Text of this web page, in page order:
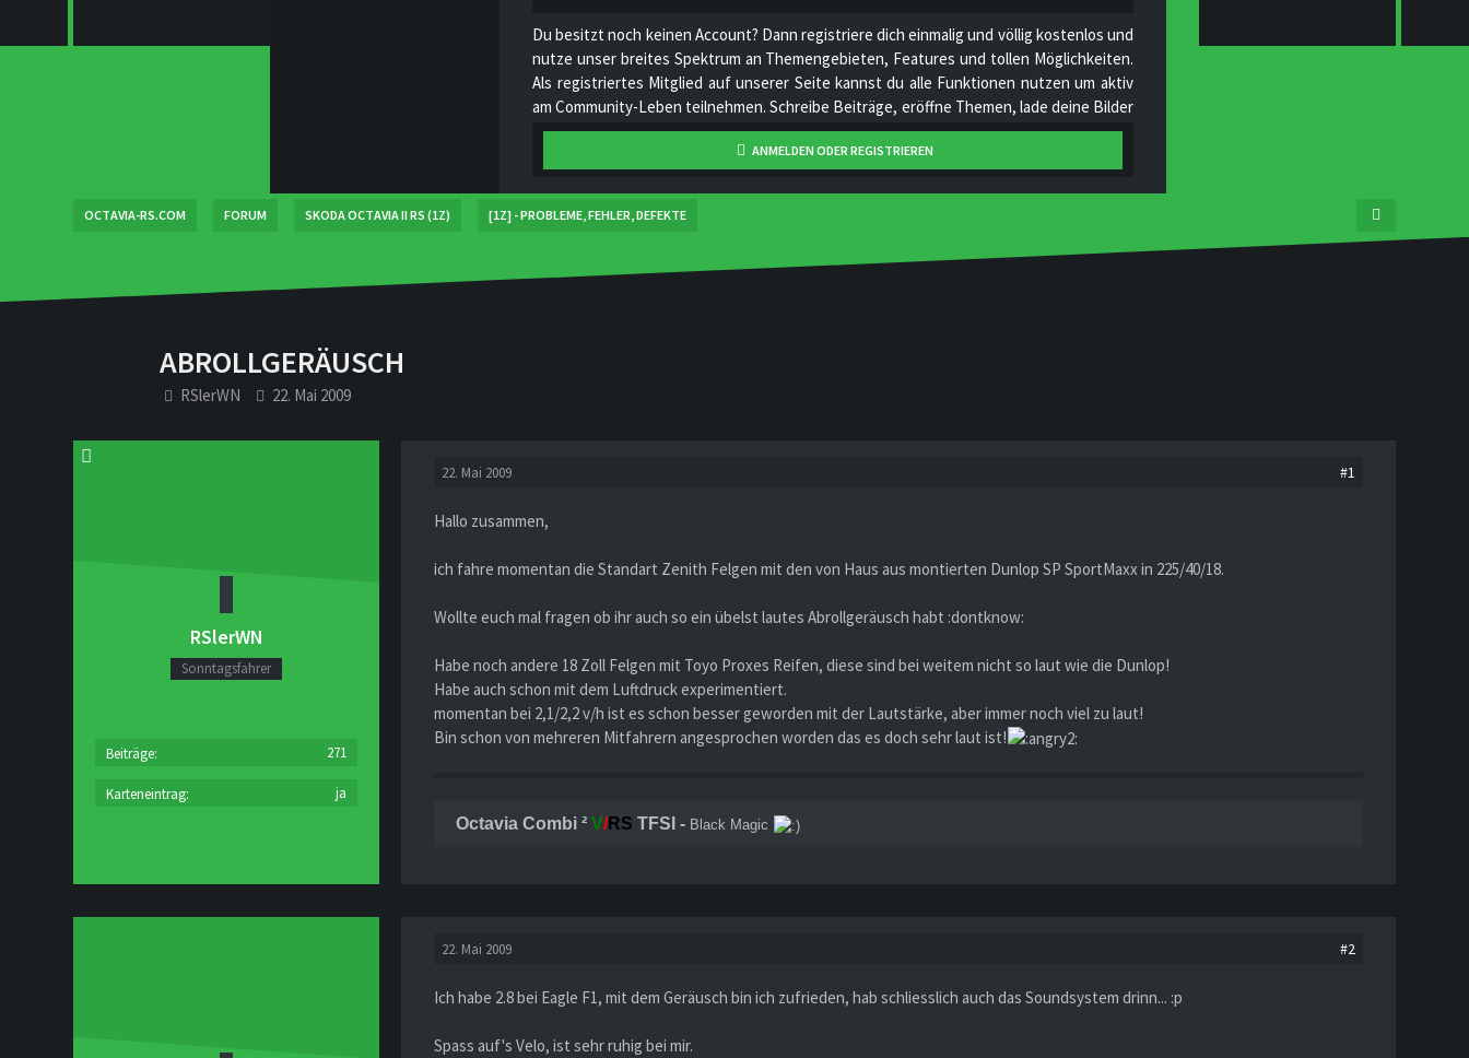
Du besitzt noch keinen Account? Dann registriere dich einmalig und völlig kostenlos und
nutze unser breites Spektrum an Themengebieten, Features und tollen Möglichkeiten.
Als registriertes Mitglied auf unserer Seite kannst du alle Funktionen nutzen um aktiv
am Community-Leben teilnehmen. Schreibe Beiträge, eröffne Themen, lade deine Bilder
hoch, stelle deine Videos online, unterhalte dich mit anderen Mitgliedern und helfe uns
unser Projekt stetig zu verbessern und gemeinsam zu wachsen!
ANMELDEN ODER REGISTRIEREN
OCTAVIA-RS.COM FORUM SKODA OCTAVIA II RS (1Z) [1Z] - PROBLEME, FEHLER, DEFEKTE
ABROLLGERÄUSCH
RSlerWN 22. Mai 2009
RSlerWN
Sonntagsfahrer
Beiträge 271
Karteneintrag ja
22. Mai 2009 #1
Hallo zusammen,
ich fahre momentan die Standart Zenith Felgen mit den von Haus aus montierten Dunlop SP SportMaxx in 225/40/18.
Wollte euch mal fragen ob ihr auch so ein übelst lautes Abrollgeräusch habt :dontknow:
Habe noch andere 18 Zoll Felgen mit Toyo Proxes Reifen, diese sind bei weitem nicht so laut wie die Dunlop!
Habe auch schon mit dem Luftdruck experimentiert.
momentan bei 2,1/2,2 v/h ist es schon besser geworden mit der Lautstärke, aber immer noch viel zu laut!
Bin schon von mehreren Mitfahrern angesprochen worden das es doch sehr laut ist!
Octavia Combi ²V/RS TFSI - Black Magic
22. Mai 2009 #2
Ich habe 2.8 bei Eagle F1, mit dem Geräusch bin ich zufrieden, hab schliesslich auch das Soundsystem drinn... :p
Spass auf's Velo, ist sehr ruhig bei mir.